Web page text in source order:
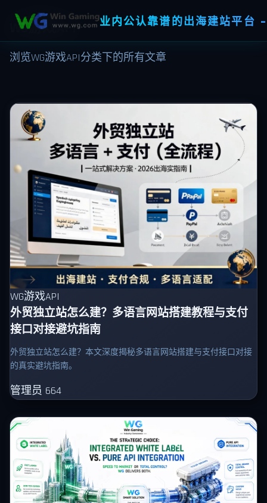
业内公认靠谱的出海建站平
WG游戏API
浏览WG游戏API分类下的所有文章
WG游戏API
外贸独立站怎么建？多语言网站搭建教程与支付
接口对接避坑指南
外贸独立站怎么建？本文深度揭秘多语言网站搭建与支付接口对接
的真实避坑指南。
管理员 664